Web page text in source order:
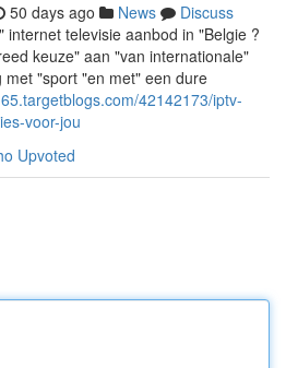
50 days ago News
Discuss
televisie aanbod in "Belgie ?
keuze" aan "van internationale"
"sport "en met" een dure
42142173/iptv-
voor-jou
Upvoted